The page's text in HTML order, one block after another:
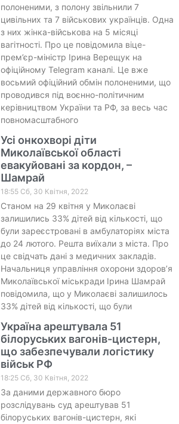
полоненими, з полону звільнили 7
цивільних та 7 військових українців. Одна
з них жінка-військова на 5 місяці
вагітності. Про це повідомила віце-
прем’єр-міністр Ірина Верещук на
офіційному Telegram каналі. Це вже
восьмий офіційний обмін полоненими, що
проводився під воєнно-політичним
керівництвом України та РФ, за весь час
повномасштабного
Усі онкохворі діти
Миколаївської області
евакуйовані за кордон, –
Шамрай
18:55 Сб, 30 Квітня, 2022
Станом на 29 квітня у Миколаєві
залишились 33% дітей від кількості, що
були зареєстровані в амбулаторіях міста
до 24 лютого. Решта виїхали з міста. Про
це свідчать дані з медичних закладів.
Начальниця управління охорони здоров’я
Миколаївської міськради Ірина Шамрай
повідомила, що у Миколаєві залишилось
33% дітей від кількості, що були
Україна арештувала 51
білоруських вагонів-цистерн,
що забезпечували логістику
військ РФ
18:25 Сб, 30 Квітня, 2022
За даними державного бюро
розслідувань суд арештував 51
білоруських вагонів-цистерн, які